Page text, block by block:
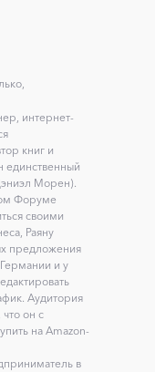
интернет-
книг и
единственный
Морен).
Форуме
своими
Раяну
предложения
и у
Аудитория
он с
на Amazon-
в